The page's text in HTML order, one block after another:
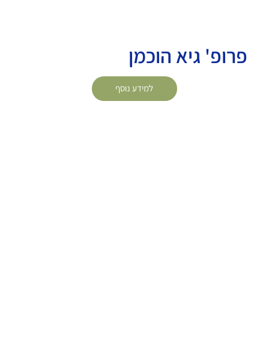
פרופ' גיא הוכמן
למידע נוסף